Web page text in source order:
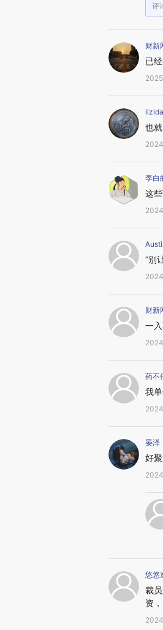
评
财新
已
也
李白
这
“别
财新
一
药不
我
晏泽
好
悠悠
裁
资